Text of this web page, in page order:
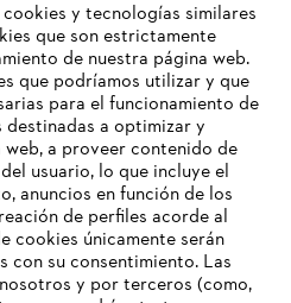
y tecnologías similares
que son estrictamente
de nuestra página web.
que podríamos utilizar y que
para el funcionamiento de
destinadas a optimizar y
a proveer contenido de
usuario, lo que incluye el
anuncios en función de los
de perfiles acorde al
cookies únicamente serán
con su consentimiento. Las
y por terceros (como,